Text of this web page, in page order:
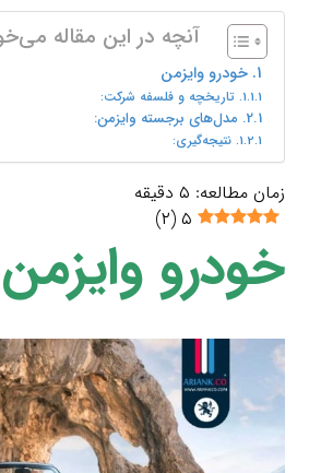
آنچه در این مقاله
خودرو وایزمن
تاریخچه و فلسفه شرکت:
مدل‌های برجسته وایزمن:
نتیجه‌گیری:
زمان مطالعه: ۵ دقیقه
۵ (۲)
خودرو وایزمن